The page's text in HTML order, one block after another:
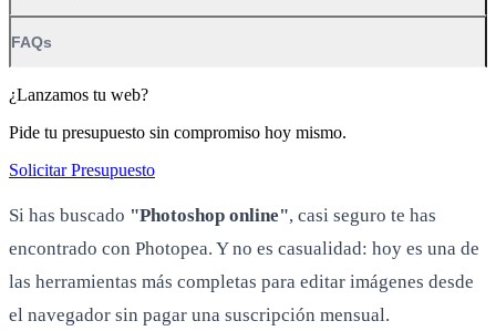
FAQs
¿Lanzamos tu web?
Pide tu presupuesto sin compromiso hoy mismo.
Solicitar Presupuesto
Si has buscado "Photoshop online", casi seguro te has
encontrado con Photopea. Y no es casualidad: hoy es una de
las herramientas más completas para editar imágenes desde
el navegador sin pagar una suscripción mensual.